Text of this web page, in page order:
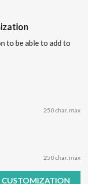
to be able to add to
250 char. max
250 char. max
CUSTOMIZATION